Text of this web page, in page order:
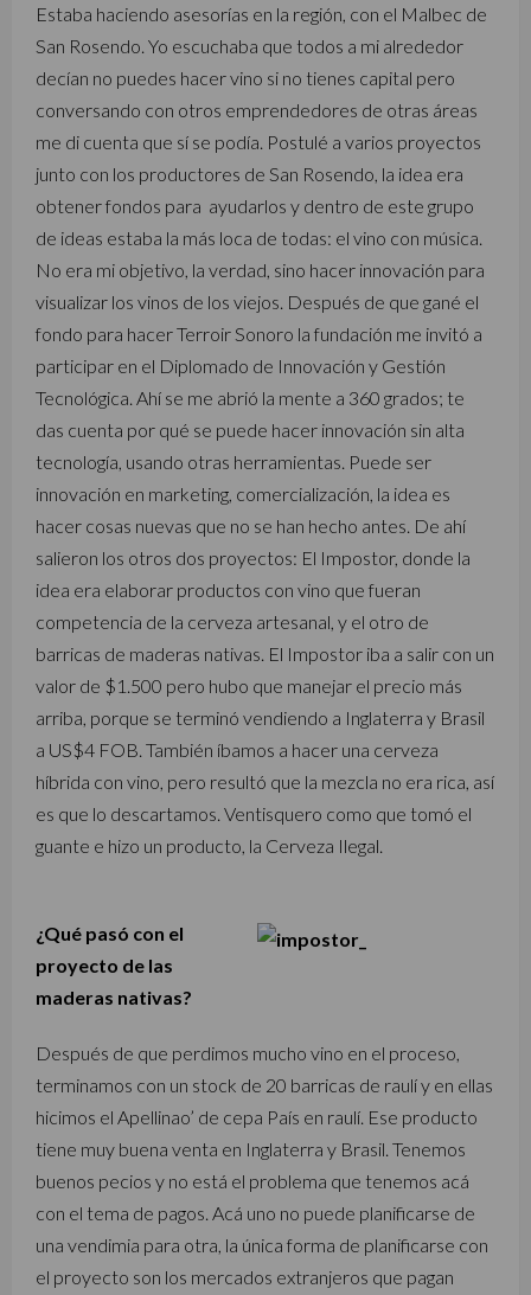
Estaba haciendo asesorías en la región, con el Malbec de
San Rosendo. Yo escuchaba que todos a mi alrededor
decían no puedes hacer vino si no tienes capital pero
conversando con otros emprendedores de otras áreas
me di cuenta que sí se podía. Postulé a varios proyectos
junto con los productores de San Rosendo, la idea era
obtener fondos para ayudarlos y dentro de este grupo
de ideas estaba la más loca de todas: el vino con música.
No era mi objetivo, la verdad, sino hacer innovación para
visualizar los vinos de los viejos. Después de que gané el
fondo para hacer Terroir Sonoro la fundación me invitó a
participar en el Diplomado de Innovación y Gestión
Tecnológica. Ahí se me abrió la mente a 360 grados; te
das cuenta por qué se puede hacer innovación sin alta
tecnología, usando otras herramientas. Puede ser
innovación en marketing, comercialización, la idea es
hacer cosas nuevas que no se han hecho antes. De ahí
salieron los otros dos proyectos: El Impostor, donde la
idea era elaborar productos con vino que fueran
competencia de la cerveza artesanal, y el otro de
barricas de maderas nativas. El Impostor iba a salir con un
valor de $1.500 pero hubo que manejar el precio más
arriba, porque se terminó vendiendo a Inglaterra y Brasil
a US$4 FOB. También íbamos a hacer una cerveza
híbrida con vino, pero resultó que la mezcla no era rica, así
es que lo descartamos. Ventisquero como que tomó el
guante e hizo un producto, la Cerveza Ilegal.
¿Qué pasó con el
proyecto de las
maderas nativas?
Después de que perdimos mucho vino en el proceso,
terminamos con un stock de 20 barricas de raulí y en ellas
hicimos el Apellinao’ de cepa País en raulí. Ese producto
tiene muy buena venta en Inglaterra y Brasil. Tenemos
buenos pecios y no está el problema que tenemos acá
con el tema de pagos. Acá uno no puede planificarse de
una vendimia para otra, la única forma de planificarse con
el proyecto son los mercados extranjeros que pagan